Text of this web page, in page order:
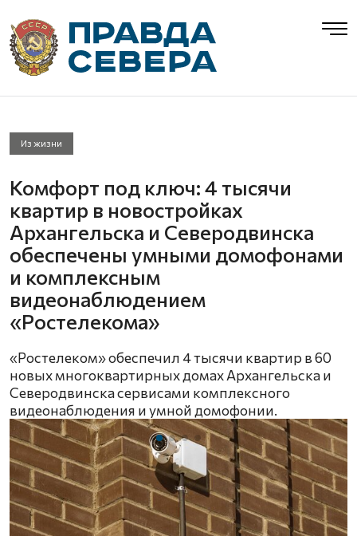
Из жизни
Комфорт под ключ: 4 тысячи
квартир в новостройках
Архангельска и Северодвинска
обеспечены умными домофонами
и комплексным
видеонаблюдением
«Ростелекома»
«Ростелеком» обеспечил 4 тысячи квартир в 60
новых многоквартирных домах Архангельска и
Северодвинска сервисами комплексного
видеонаблюдения и умной домофонии.